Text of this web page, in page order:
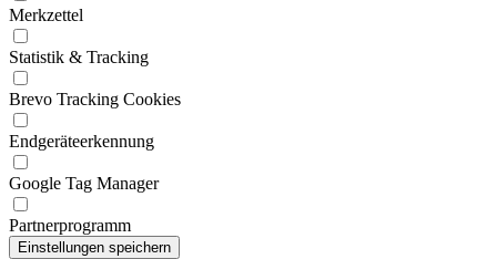
Merkzettel
Statistik & Tracking
Brevo Tracking Cookies
Endgeräteerkennung
Google Tag Manager
Partnerprogramm